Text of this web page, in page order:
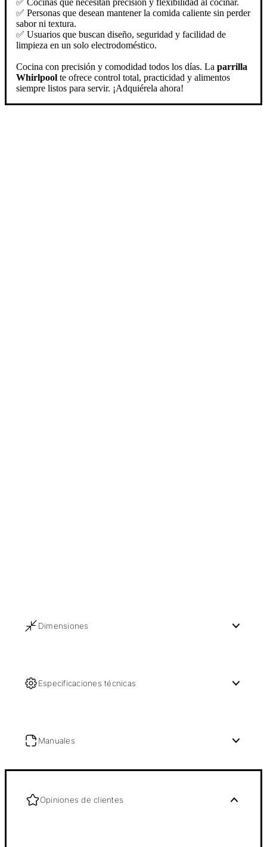
✅ Personas que desean mantener la comida caliente sin perder
sabor ni textura.
✅ Usuarios que buscan diseño, seguridad y facilidad de
limpieza en un solo electrodoméstico.
Cocina con precisión y comodidad todos los días. La parrilla
Whirlpool te ofrece control total, practicidad y alimentos
siempre listos para servir. ¡Adquiérela ahora!
Dimensiones
Especificaciones técnicas
Manuales
Opiniones de clientes